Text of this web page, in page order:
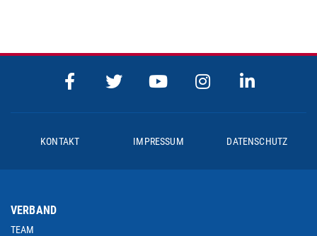
KONTAKT IMPRESSUM DATENSCHUTZ
VERBAND
TEAM